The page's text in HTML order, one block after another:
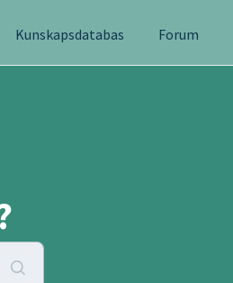
Kunskapsdatabas Forum